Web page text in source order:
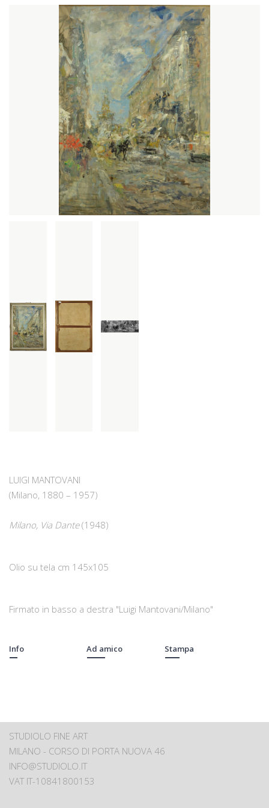
LUIGI MANTOVANI
(Milano, 1880 – 1957)
Milano, Via Dante(1948)
Olio su tela cm 145x105
Firmato in basso a destra "Luigi Mantovani/Milano"
Info Ad amico Stampa
STUDIOLO FINE ART
MILANO - CORSO DI PORTA NUOVA 46
INFO@STUDIOLO.IT
VAT IT-10841800153